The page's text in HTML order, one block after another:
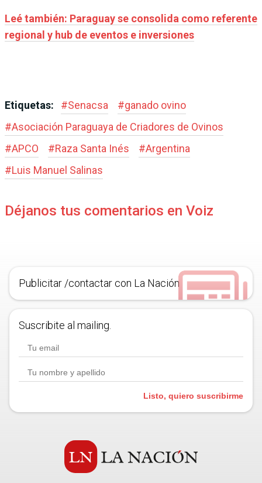
Leé también: Paraguay se consolida como referente
regional y hub de eventos e inversiones
Etiquetas: #Senacsa #ganado ovino
#Asociación Paraguaya de Criadores de Ovinos
#APCO #Raza Santa Inés #Argentina
#Luis Manuel Salinas
Déjanos tus comentarios en Voiz
Publicitar /contactar con La Nación
Suscribite al mailing.
Listo, quiero suscribirme